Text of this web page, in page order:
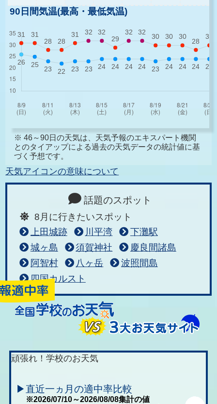
90日間気温(最高・最低気温)
※ 46～90日の天気は、天気予報のエキスパート機関
とのタイアップによる過去の天気データの統計値に基
づく予想です。
天気アイコンの意味について
話題のスポット
8月に行きたいスポット
上田城跡
川平湾
下灘駅
城ヶ島
須賀神社
慶良間諸島
阿智村
八ヶ岳
波照間島
四国カルスト
頑張れ！学校のお天気
▶直近一ヵ月の適中率比較
※2026/07/10～2026/08/08集計の値